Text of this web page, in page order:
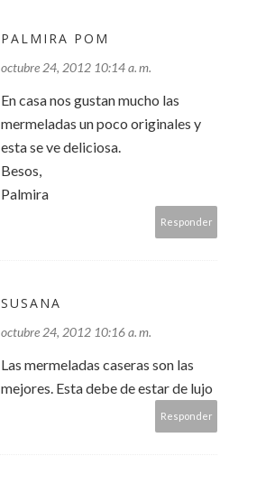
PALMIRA POM
octubre 24, 2012 10:14 a. m.
En casa nos gustan mucho las
mermeladas un poco originales y
esta se ve deliciosa.
Besos,
Palmira
Responder
SUSANA
octubre 24, 2012 10:16 a. m.
Las mermeladas caseras son las
mejores. Esta debe de estar de lujo
Responder